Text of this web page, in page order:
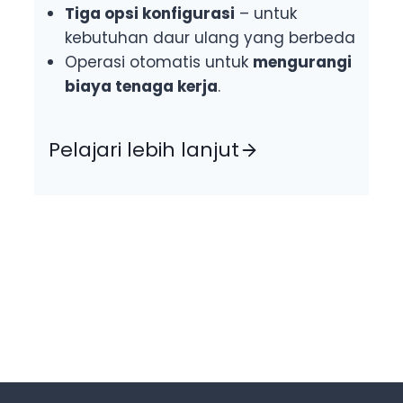
Tiga opsi konfigurasi – untuk
kebutuhan daur ulang yang berbeda
Operasi otomatis untuk mengurangi
biaya tenaga kerja.
Pelajari lebih lanjut